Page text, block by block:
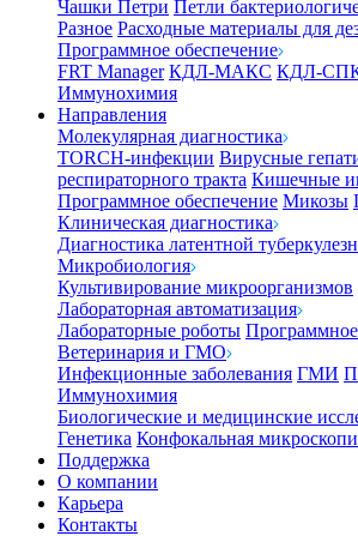
Чашки Петри Петли
Разное Расходные материалы для
Программное обеспечение
FRT Manager КДЛ-МАКС КДЛ-
Иммунохимия
Направления
Молекулярная диагностика
TORCH-инфекции Вирусные
респираторного тракта Кишечные
Программное обеспечение Микозы
Клиническая диагностика
Диагностика латентной
Микробиология
Культивирование микроорганизмов
Лабораторная автоматизация
Лабораторные роботы
Ветеринария и ГМО
Инфекционные заболевания ГМИ
Иммунохимия
Биологические и медицинские
Генетика Конфокальная
Поддержка
О компании
Карьера
Контакты